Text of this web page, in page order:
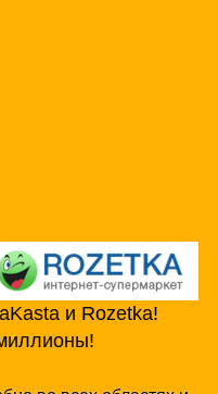
и Rozetka!